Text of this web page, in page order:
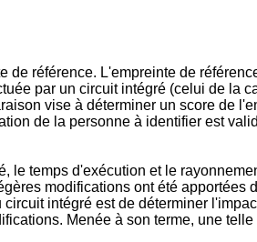
référence. L'empreinte de
par un circuit intégré (celui de la
vise à déterminer un score de
de la personne à identifier est
le temps d'exécution et le
modifications ont été apportées
intégré est de déterminer
Menée à son terme, une